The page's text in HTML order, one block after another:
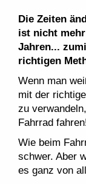
Die Zeiten
ist nicht
Jahren...
richtigen
Wenn man
mit der
zu
Fahrrad
Wie beim
schwer. Aber
es ganz von